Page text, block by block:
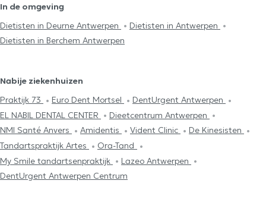
In de omgeving
Dietisten in Deurne Antwerpen
Dietisten in Antwerpen
Dietisten in Berchem Antwerpen
Nabije ziekenhuizen
Praktijk 73
Euro Dent Mortsel
DentUrgent Antwerpen
EL NABIL DENTAL CENTER
Dieetcentrum Antwerpen
NMI Santé Anvers
Amidentis Vident Clinic
De Kinesisten
Tandartspraktijk Artes
Ora-Tand
My Smile tandartsenpraktijk
Lazeo Antwerpen
DentUrgent Antwerpen Centrum